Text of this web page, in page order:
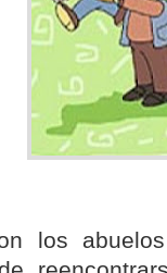
los